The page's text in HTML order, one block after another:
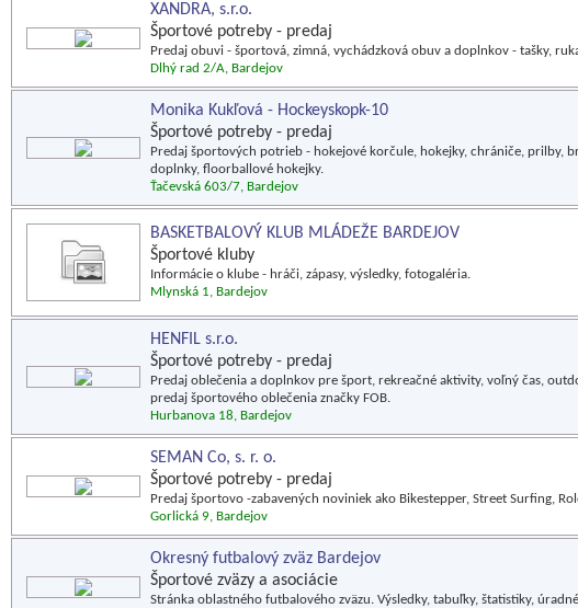
XANDRA, s.r.o.
Športové potreby - predaj
Predaj obuvi - športová, zimná, vychádzková obuv a doplnkov - tašky,
Dlhý rad 2/A, Bardejov
Monika Kukľová - Hockeyskopk-10
Športové potreby - predaj
Predaj športových potrieb - hokejové korčule, hokejky, chrániče, prilby,
doplnky, floorballové hokejky.
Ťačevská 603/7, Bardejov
BASKETBALOVÝ KLUB MLÁDEŽE BARDEJOV
Športové kluby
Informácie o klube - hráči, zápasy, výsledky, fotogaléria.
Mlynská 1, Bardejov
HENFIL s.r.o.
Športové potreby - predaj
Predaj oblečenia a doplnkov pre šport, rekreačné aktivity, voľný čas,
predaj športového oblečenia značky FOB.
Hurbanova 18, Bardejov
SEMAN Co, s. r. o.
Športové potreby - predaj
Predaj športovo -zabavených noviniek ako Bikestepper, Street Surfing,
Gorlická 9, Bardejov
Okresný futbalový zväz Bardejov
Športové zväzy a asociácie
Stránka oblastného futbalového zväzu. Výsledky, tabuľky, štatistiky,